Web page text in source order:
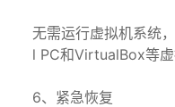
无需运行虚拟机系统
l PC和VirtualBox等虚
6、紧急恢复